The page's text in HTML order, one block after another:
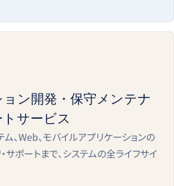
ン開発・保守メンテナ
サービス
、Web、モバイルアプリケーションの
サポートまで、システムの全ライフサイ